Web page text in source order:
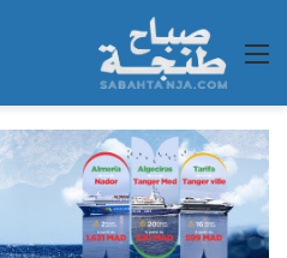
القائمة